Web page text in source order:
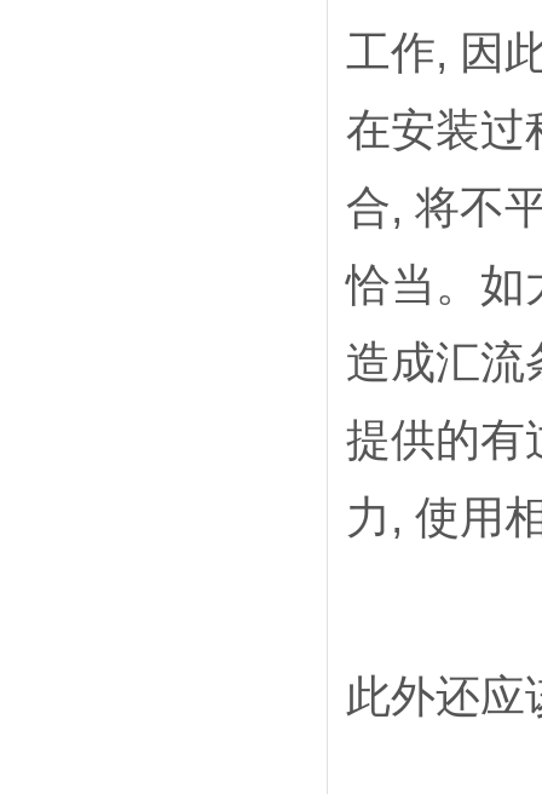
工作, 因
在安装过
合, 将不
恰当。如
造成汇流
提供的有
力, 使用
此外还应